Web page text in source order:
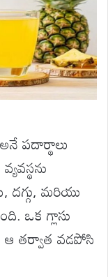
పదార్థాలు
దగ్గు, మరియు
ఒక గ్లాసు
ఆ తర్వాత వడపోసి